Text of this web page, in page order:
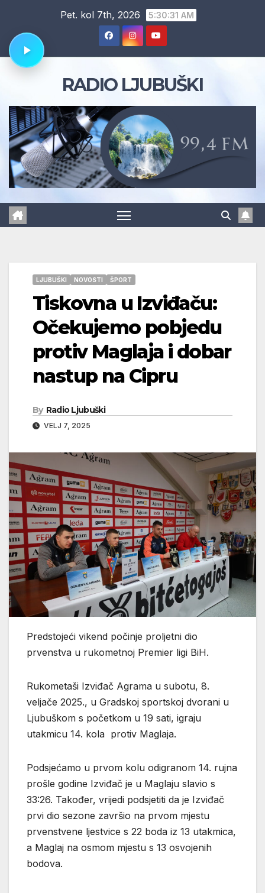
content
Pet. kol 7th, 2026 5:30:32 AM
RADIO LJUBUŠKI
LJUBUŠKI NOVOSTI ŠPORT
Tiskovna u Izviđaču:
Očekujemo pobjedu
protiv Maglaja i dobar
nastup na Cipru
By Radio Ljubuški
VELJ 7, 2025
Predstojeći vikend počinje proljetni dio
prvenstva u rukometnoj Premier ligi BiH.
Rukometaši Izviđač Agrama u subotu, 8.
veljače 2025., u Gradskoj sportskoj dvorani u
Ljubuškom s početkom u 19 sati, igraju
utakmicu 14. kola protiv Maglaja.
Podsjećamo u prvom kolu odigranom 14. rujna
prošle godine Izviđač je u Maglaju slavio s
33:26. Također, vrijedi podsjetiti da je Izviđač
prvi dio sezone završio na prvom mjestu
prvenstvene ljestvice s 22 boda iz 13 utakmica,
a Maglaj na osmom mjestu s 13 osvojenih
bodova.